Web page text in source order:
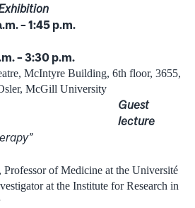
– 1:45 p.m.
– 3:30 p.m.
McIntyre Building, 6th floor, 3655,
McGill University
Guest
lecture
, Professor of Medicine at the Université
at the Institute for Research in